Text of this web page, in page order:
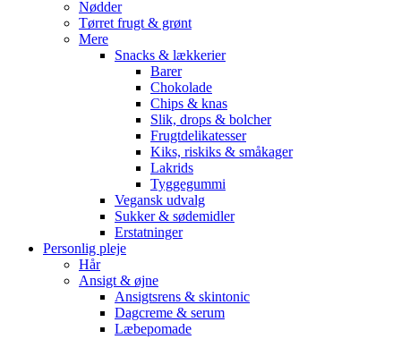
Nødder
Tørret frugt & grønt
Mere
Snacks & lækkerier
Barer
Chokolade
Chips & knas
Slik, drops & bolcher
Frugtdelikatesser
Kiks, riskiks & småkager
Lakrids
Tyggegummi
Vegansk udvalg
Sukker & sødemidler
Erstatninger
Personlig pleje
Hår
Ansigt & øjne
Ansigtsrens & skintonic
Dagcreme & serum
Læbepomade